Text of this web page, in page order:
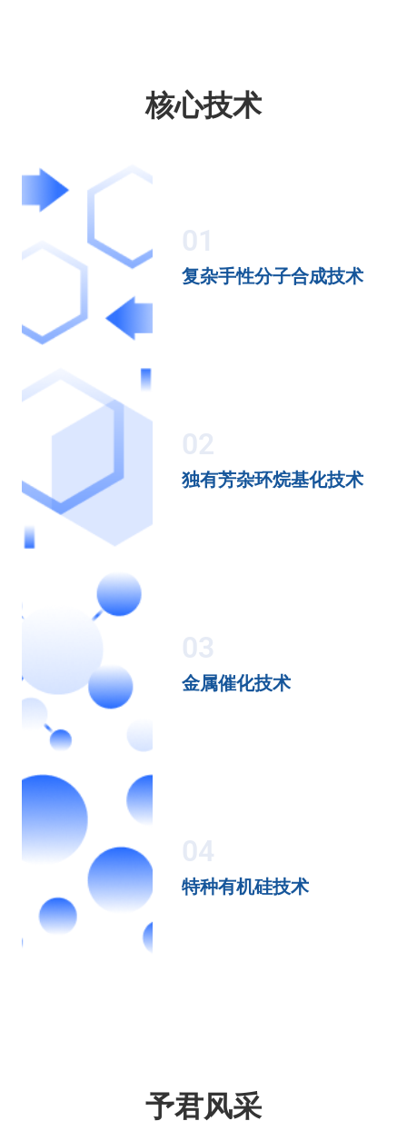
核心技术
01
复杂手性分子合成技术
02
独有芳杂环烷基化技术
03
金属催化技术
04
特种有机硅技术
予君风采